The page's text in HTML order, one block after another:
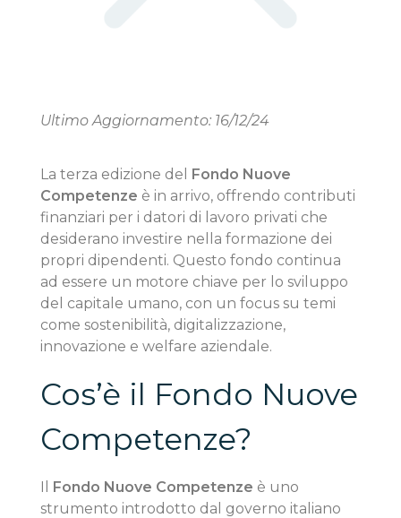
Ultimo Aggiornamento: 16/12/24
La terza edizione del Fondo Nuove
Competenze è in arrivo, offrendo contributi
finanziari per i datori di lavoro privati che
desiderano investire nella formazione dei
propri dipendenti. Questo fondo continua
ad essere un motore chiave per lo sviluppo
del capitale umano, con un focus su temi
come sostenibilità, digitalizzazione,
innovazione e welfare aziendale.
Cos’è il Fondo Nuove
Competenze?
Il Fondo Nuove Competenze è uno
strumento introdotto dal governo italiano